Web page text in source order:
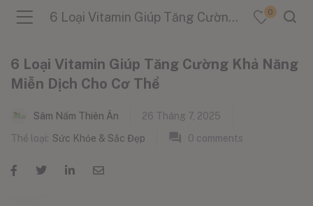
(Sản Phẩm )
6 Loại Vitamin Giúp Tăng Cường Khả Năng Miễn Dịch Cho Cơ Thể 0
6 Loại Vitamin Giúp Tăng Cường Khả Năng
Miễn Dịch Cho Cơ Thể
Sâm Nấm Thiên Ân
26 Tháng 7, 2025
Thể loại: Sức Khỏe & Sắc Đẹp 0 comments